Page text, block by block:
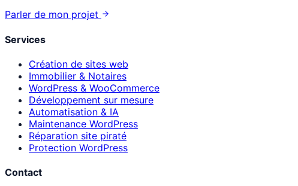
Parler de mon projet
Services
Création de sites web
Immobilier & Notaires
WordPress & WooCommerce
Développement sur mesure
Automatisation & IA
Maintenance WordPress
Réparation site piraté
Protection WordPress
Contact